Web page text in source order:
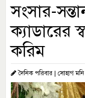
সংসার-
ক্যাডারের
করিম
দৈনিক পরিবার | সোহাগ মনি